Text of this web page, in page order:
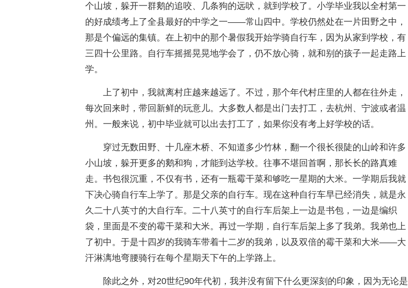
个山坡，躲开一群鹅的追咬、几条狗的远吠，就到学校了。小学毕业我以全村第一
的好成绩考上了全县最好的中学之一——常山四中。学校仍然处在一片田野之中，
那是个偏远的集镇。在上初中的那个暑假我开始学骑自行车，因为从家到学校，有
三四十公里路。自行车摇摇晃晃地学会了，仍不放心骑，就和别的孩子一起走路上
学。
上了初中，我就离村庄越来越远了。不过，那个年代村庄里的人都在往外走，
每次回来时，带回新鲜的玩意儿。大多数人都是出门去打工，去杭州、宁波或者温
州。一般来说，初中毕业就可以出去打工了，如果你没有考上好学校的话。
穿过无数田野、十几座木桥、不知道多少竹林，翻一个很长很陡的山岭和许多
小山坡，躲开更多的鹅和狗，才能到达学校。往事不堪回首啊，那长长的路真难
走。书包很沉重，不仅有书，还有一瓶霉干菜和够吃一星期的大米。一学期后我就
下决心骑自行车上学了。那是父亲的自行车。现在这种自行车早已经消失，就是永
久二十八英寸的大自行车。二十八英寸的自行车后架上一边是书包，一边是编织
袋，里面是不变的霉干菜和大米。再过一学期，自行车后架上多了我弟。我弟也上
了初中。于是十四岁的我骑车带着十二岁的我弟，以及双倍的霉干菜和大米——大
汗淋漓地弯腰骑行在每个星期天下午的上学路上。
除此之外，对20世纪90年代初，我并没有留下什么更深刻的印象，因为无论是